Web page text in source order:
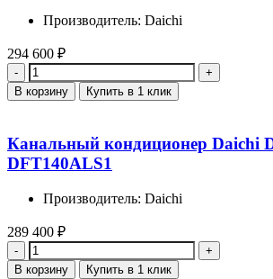
Производитель: Daichi
294 600 ₽
Количество
В корзину Купить в 1 клик
Канальный кондиционер Daichi
DFT140ALS1
Производитель: Daichi
289 400 ₽
Количество
В корзину Купить в 1 клик